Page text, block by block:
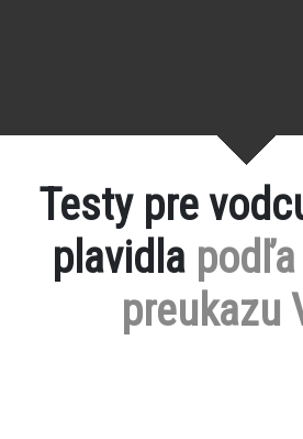
Testy pre
plavidla
preukazu